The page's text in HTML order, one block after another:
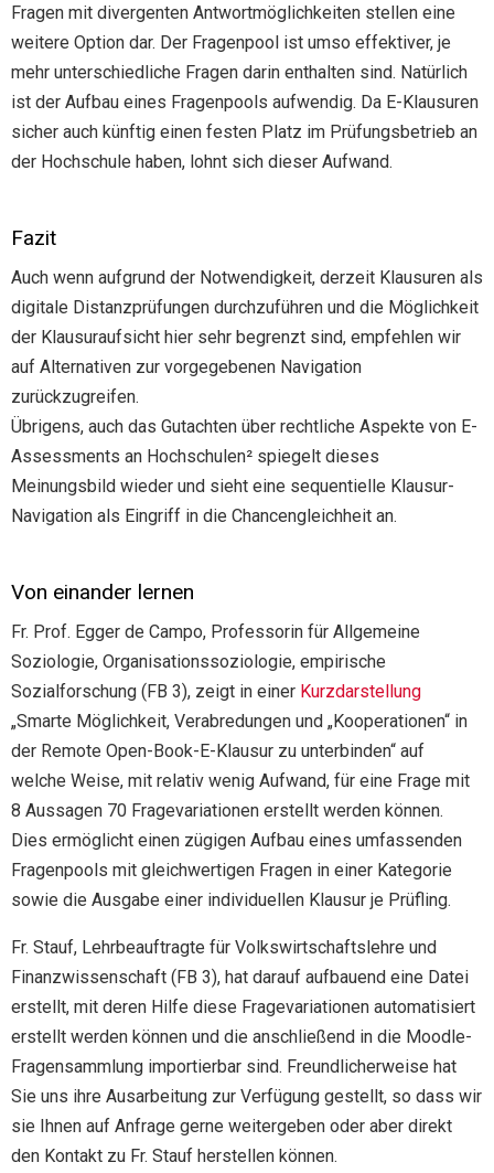
Fragen mit divergenten Antwortmöglichkeiten stellen eine
weitere Option dar. Der Fragenpool ist umso effektiver, je
mehr unterschiedliche Fragen darin enthalten sind. Natürlich
ist der Aufbau eines Fragenpools aufwendig. Da E-Klausuren
sicher auch künftig einen festen Platz im Prüfungsbetrieb an
der Hochschule haben, lohnt sich dieser Aufwand.
Fazit
Auch wenn aufgrund der Notwendigkeit, derzeit Klausuren als
digitale Distanzprüfungen durchzuführen und die Möglichkeit
der Klausuraufsicht hier sehr begrenzt sind, empfehlen wir
auf Alternativen zur vorgegebenen Navigation
zurückzugreifen.
Übrigens, auch das Gutachten über rechtliche Aspekte von E-
Assessments an Hochschulen² spiegelt dieses
Meinungsbild wieder und sieht eine sequentielle Klausur-
Navigation als Eingriff in die Chancengleichheit an.
Von einander lernen
Fr. Prof. Egger de Campo, Professorin für Allgemeine
Soziologie, Organisationssoziologie, empirische
Sozialforschung (FB 3), zeigt in einer Kurzdarstellung
„Smarte Möglichkeit, Verabredungen und „Kooperationen“ in
der Remote Open-Book-E-Klausur zu unterbinden“ auf
welche Weise, mit relativ wenig Aufwand, für eine Frage mit
8 Aussagen 70 Fragevariationen erstellt werden können.
Dies ermöglicht einen zügigen Aufbau eines umfassenden
Fragenpools mit gleichwertigen Fragen in einer Kategorie
sowie die Ausgabe einer individuellen Klausur je Prüfling.
Fr. Stauf, Lehrbeauftragte für Volkswirtschaftslehre und
Finanzwissenschaft (FB 3), hat darauf aufbauend eine Datei
erstellt, mit deren Hilfe diese Fragevariationen automatisiert
erstellt werden können und die anschließend in die Moodle-
Fragensammlung importierbar sind. Freundlicherweise hat
Sie uns ihre Ausarbeitung zur Verfügung gestellt, so dass wir
sie Ihnen auf Anfrage gerne weitergeben oder aber direkt
den Kontakt zu Fr. Stauf herstellen können.